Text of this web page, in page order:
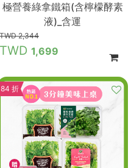
極營養綠拿鐵箱(含檸檬酵素
液)_含運
2,344
1,699
84 折